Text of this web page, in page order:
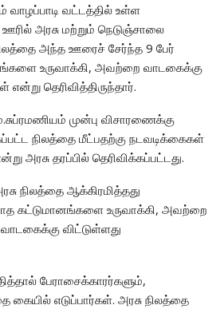
வாழப்பாடி வட்டத்தில் உள்ள
அரசு மற்றும் நெடுஞ்சாலை
அந்த ஊரைச் சேர்ந்த 9 பேர்
உருவாக்கி, அவற்றை வாடகைக்கு
என்று தெரிவித்திருந்தார்.
முன்பு விசாரணைக்கு
நிலத்தை மீட்பதற்கு நடவடிக்கைகள்
அரசு தரப்பில் தெரிவிக்கப்பட்டது.
நிலத்தை ஆக்கிரமித்தது
கட்டுமானங்களை உருவாக்கி, அவற்றை
விட்டுள்ளது
பேராசைக்காரர்களும்,
கையில் எடுப்பார்கள். அரசு நிலத்தை